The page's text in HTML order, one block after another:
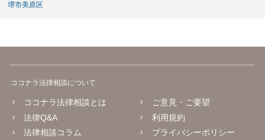
堺市美原区
ココナラ法律相談について
ココナラ法律相談とは
法律Q&A
法律相談コラム
ご意見・ご要望
利用規約
プライバシーポリシー